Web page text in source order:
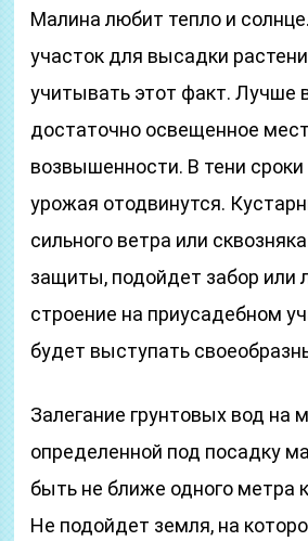
Малина любит тепло и
участок для высадки
учитывать этот факт. Лучше
достаточно освещенное
возвышенности. В тени сроки
урожая отодвинутся.
сильного ветра или
защиты, подойдет забор или
строение на приусадебном
будет выступать
Залегание грунтовых вод на
определенной под посадку
быть не ближе одного метра
Не подойдет земля, на